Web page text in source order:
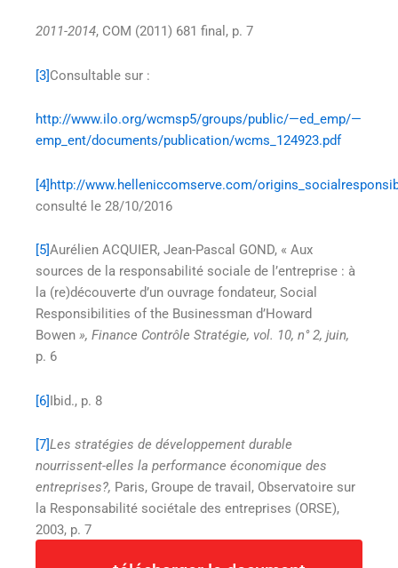
2011-2014, COM (2011) 681 final, p. 7
[3]Consultable sur :
http://www.ilo.org/wcmsp5/groups/public/—ed_emp/—
emp_ent/documents/publication/wcms_124923.pdf
[4] http://www.helleniccomserve.com/
consulté le 28/10/2016
[5]Aurélien ACQUIER, Jean-Pascal GOND, « Aux
sources de la responsabilité sociale de l’entreprise : à
la (re)découverte d’un ouvrage fondateur, Social
Responsibilities of the Businessman d’Howard
Bowen », Finance Contrôle Stratégie, vol. 10, n° 2, juin,
p. 6
[6]Ibid., p. 8
[7]Les stratégies de développement durable
nourrissent-elles la performance économique des
entreprises?, Paris, Groupe de travail, Observatoire sur
la Responsabilité sociétale des entreprises (ORSE),
2003, p. 7